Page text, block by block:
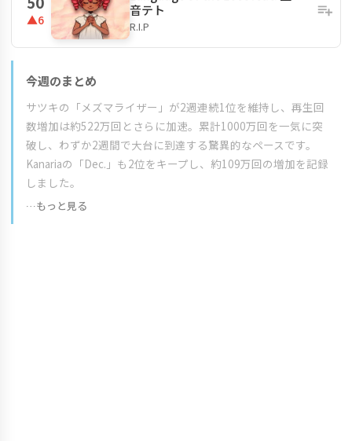
▲6
音テト
R.I.P
今週のまとめ
サツキの「メズマライザー」が2週連続1位を維持し、再生回
数増加は約522万回とさらに加速。累計1000万回を一気に突
破し、わずか2週間で大台に到達する驚異的なペースです。
Kanariaの「Dec.」も2位をキープし、約109万回の増加を記録
しました。
…もっと見る